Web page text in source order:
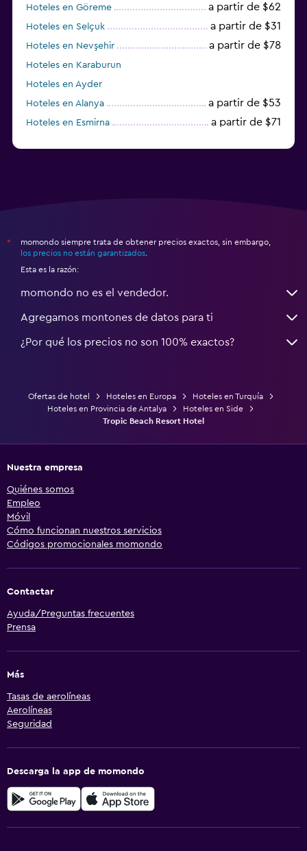
Hoteles en Göreme a partir de $62
Hoteles en Selçuk a partir de $31
Hoteles en Nevşehir a partir de $78
Hoteles en Karaburun
Hoteles en Ayder
Hoteles en Alanya
a partir de $53
Hoteles en Esmirna a partir de $71
*
momondo siempre trata de obtener precios exactos, sin embargo,
los precios no están garantizados
Esta es la razón:
momondo no es el vendedor.
Agregamos montones de datos para ti
¿Por qué los precios no son 100% exactos?
Ofertas de hotel Hoteles en Europa
Hoteles en Turquía
Hoteles en Provincia de Antalya
Hoteles en Side
Tropic Beach Resort Hotel
Nuestra empresa
Quiénes somos
Empleo
Móvil
Cómo funcionan nuestros servicios
Códigos promocionales momondo
Contactar
Ayuda/Preguntas frecuentes
Prensa
Más
Tasas de aerolíneas
Aerolíneas
Seguridad
Descarga la app de momondo